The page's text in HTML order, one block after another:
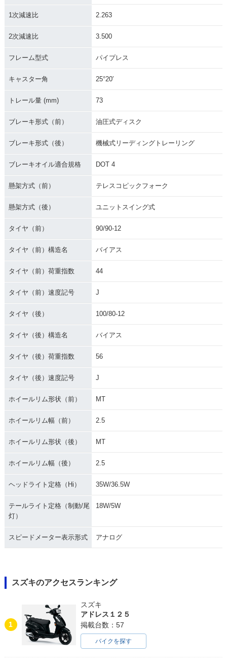
1次減速比 2.263
2次減速比 3.500
フレーム型式 パイプレス
キャスター角 25°20′
トレール量 (mm) 73
ブレーキ形式（前） 油圧式ディスク
ブレーキ形式（後） 機械式リーディングトレーリング
ブレーキオイル適合規格 DOT 4
懸架方式（前） テレスコピックフォーク
懸架方式（後） ユニットスイング式
タイヤ（前） 90/90-12
タイヤ（前）構造名 バイアス
タイヤ（前）荷重指数 44
タイヤ（前）速度記号 J
タイヤ（後） 100/80-12
タイヤ（後）構造名 バイアス
タイヤ（後）荷重指数 56
タイヤ（後）速度記号 J
ホイールリム形状（前） MT
ホイールリム幅（前） 2.5
ホイールリム形状（後） MT
ホイールリム幅（後） 2.5
ヘッドライト定格（Hi） 35W/36.5W
テールライト定格（制動/尾
灯）
18W/5W
スピードメーター表示形式 アナログ
スズキのアクセスランキング
1
スズキ
アドレス１２５
掲載台数：57
バイクを探す